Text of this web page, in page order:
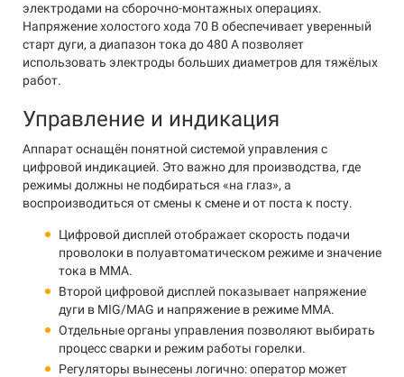
электродами на сборочно-монтажных операциях.
Напряжение холостого хода 70 В обеспечивает уверенный
старт дуги, а диапазон тока до 480 А позволяет
использовать электроды больших диаметров для тяжёлых
работ.
Управление и индикация
Аппарат оснащён понятной системой управления с
цифровой индикацией. Это важно для производства, где
режимы должны не подбираться «на глаз», а
воспроизводиться от смены к смене и от поста к посту.
Цифровой дисплей отображает скорость подачи
проволоки в полуавтоматическом режиме и значение
тока в MMA.
Второй цифровой дисплей показывает напряжение
дуги в MIG/MAG и напряжение в режиме MMA.
Отдельные органы управления позволяют выбирать
процесс сварки и режим работы горелки.
Регуляторы вынесены логично: оператор может